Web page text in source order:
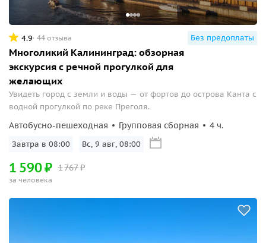
4.9 44 отзыва Без предоплаты
Многоликий Калининград: обзорная
экскурсия с речной прогулкой для
желающих
Увидеть город с земли и воды — от фортов до острова Канта с
водной прогулкой по реке Преголя.
Автобусно-пешеходная Групповая сборная 4 ч.
Завтра в 08:00 Вс, 9 авг, 08:00
1767₽
1 590₽
за человека